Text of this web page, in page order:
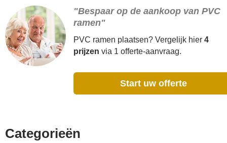
"Bespaar op de aankoop van PVC
ramen"
PVC ramen plaatsen? Vergelijk hier 4
prijzen via 1 offerte-aanvraag.
Start uw offerte
Categorieën